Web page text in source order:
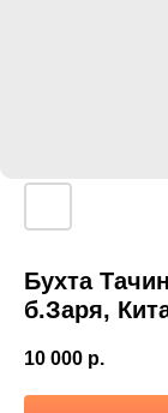
Бухта
б.Заря,
10 000 р.